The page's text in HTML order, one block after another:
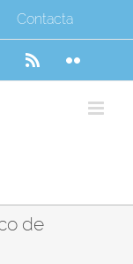
Contacta
Flickr
de